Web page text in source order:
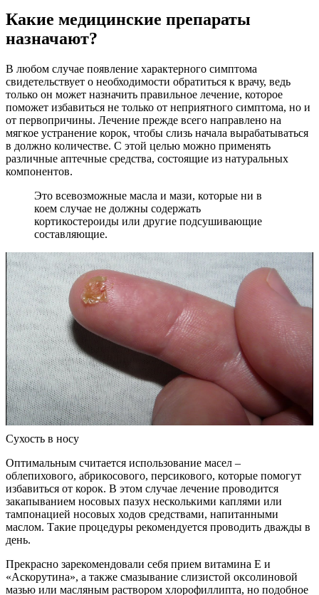
Какие медицинские препараты
назначают?
В любом случае появление характерного симптома
свидетельствует о необходимости обратиться к врачу, ведь
только он может назначить правильное лечение, которое
поможет избавиться не только от неприятного симптома, но и
от первопричины. Лечение прежде всего направлено на
мягкое устранение корок, чтобы слизь начала вырабатываться
в должно количестве. С этой целью можно применять
различные аптечные средства, состоящие из натуральных
компонентов.
Это всевозможные масла и мази, которые ни в
коем случае не должны содержать
кортикостероиды или другие подсушивающие
составляющие.
Сухость в носу
Оптимальным считается использование масел –
облепихового, абрикосового, персикового, которые помогут
избавиться от корок. В этом случае лечение проводится
закапыванием носовых пазух несколькими каплями или
тампонацией носовых ходов средствами, напитанными
маслом. Такие процедуры рекомендуется проводить дважды в
день.
Прекрасно зарекомендовали себя прием витамина Е и
«Аскорутина», а также смазывание слизистой оксолиновой
мазью или масляным раствором хлорофиллипта, но подобное